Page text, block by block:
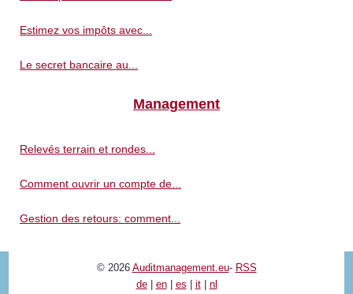
Estimez vos impôts avec...
Le secret bancaire au...
Management
Relevés terrain et rondes...
Comment ouvrir un compte de...
Gestion des retours: comment...
© 2026 Auditmanagement.eu- RSS
de| en| es it| nl